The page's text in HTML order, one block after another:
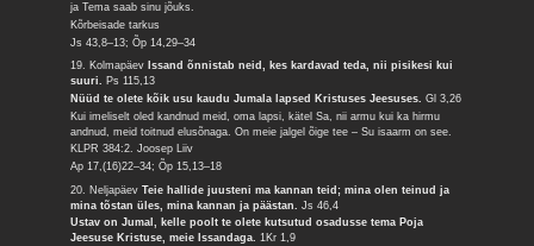
ja Tema saab sinu jõuks.
Kõrbeisade tarkus
Js 43,8–13; Õp 14,29–34
19. Kolmapäev Issand õnnistab neid, kes kardavad teda, nii pisikesi kui
suuri. Ps 115,13
Nüüd te olete kõik usu kaudu Jumala lapsed Kristuses Jeesuses.Gl 3,26
Kui imeliselt oled kandnud meid, oma lapsi, kätel Sa, nii armu kui ka hirmu
andnud, meid toitnud elusõnaga. On meie jalgel õige tee – Su isaarm on see.
KLPR 384:2. Joosep Liiv
Ap 17,(16)22–34; Õp 15,13–18
20. NeljapäevTeie hallide juusteni ma kannan teid; mina olen teinud ja
mina tõstan üles, mina kannan ja päästan.Js 46,4
Ustav on Jumal, kelle poolt te olete kutsutud osadusse tema Poja
Jeesuse Kristuse, meie Issandaga.1Kr 1,9